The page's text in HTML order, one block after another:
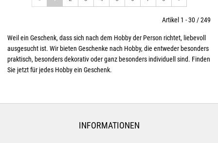
Artikel 1 - 30 / 249
Weil ein Geschenk, dass sich nach dem Hobby der Person richtet, liebevoll
ausgesucht ist. Wir bieten Geschenke nach Hobby, die entweder besonders
praktisch, besonders dekorativ oder ganz besonders individuell sind. Finden
Sie jetzt für jedes Hobby ein Geschenk.
INFORMATIONEN